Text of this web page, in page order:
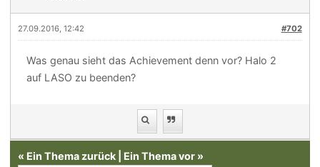
#702
27.09.2016, 12:42
Was genau sieht das Achievement denn vor? Halo 2
auf LASO zu beenden?
« Ein Thema zurück Ein Thema vor »